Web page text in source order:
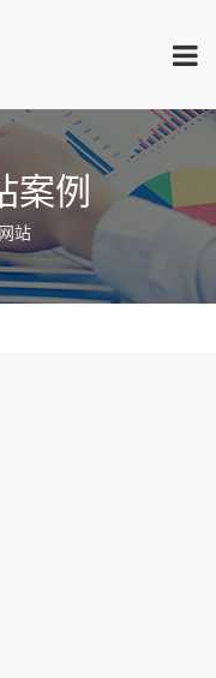
案例
站